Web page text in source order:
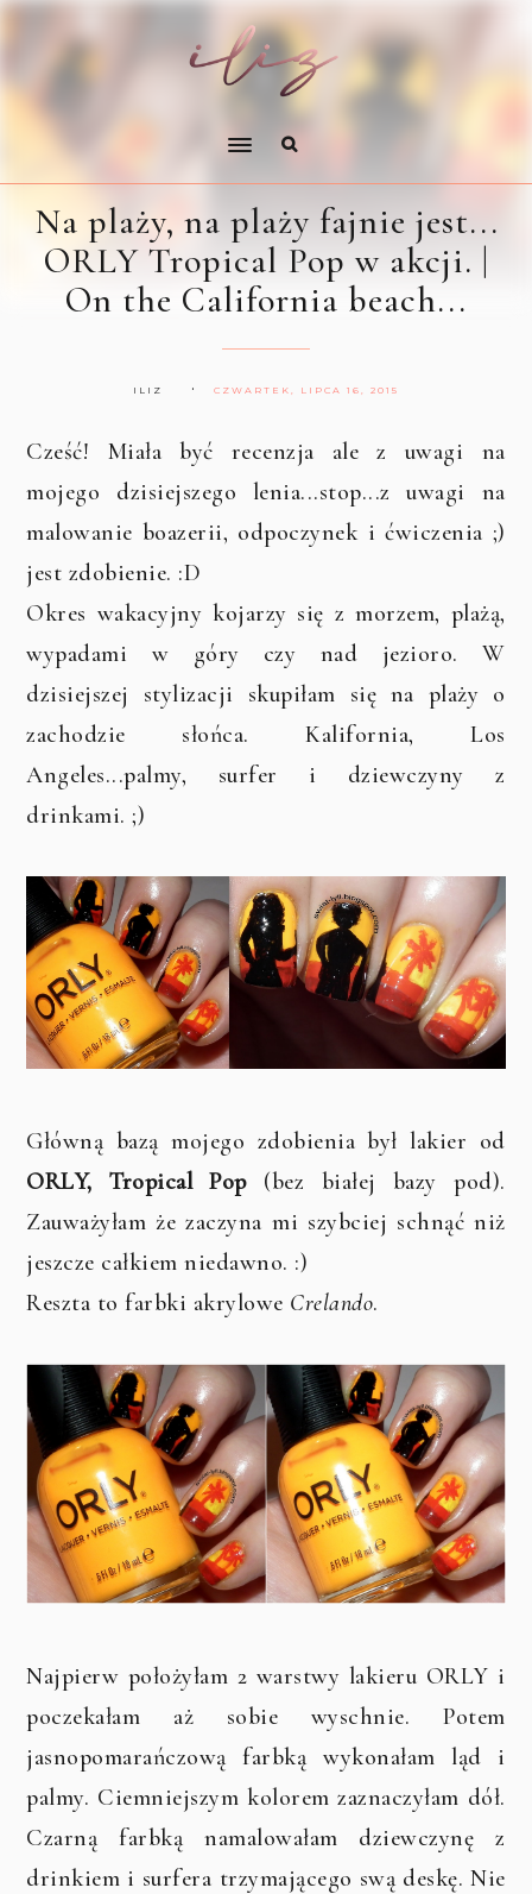
Na plaży, na plaży fajnie jest...
ORLY Tropical Pop w akcji. |
On the California beach...
ILIZ CZWARTEK, LIPCA 16, 2015
Cześć! Miała być recenzja ale z uwagi na
mojego dzisiejszego lenia...stop...z uwagi na
malowanie boazerii, odpoczynek i ćwiczenia ;)
jest zdobienie. :D
Okres wakacyjny kojarzy się z morzem, plażą,
wypadami w góry czy nad jezioro. W
dzisiejszej stylizacji skupiłam się na plaży o
zachodzie słońca. Kalifornia, Los
Angeles...palmy, surfer i dziewczyny z
drinkami. ;)
Główną bazą mojego zdobienia był lakier od
ORLY, Tropical Pop(bez białej bazy pod).
Zauważyłam że zaczyna mi szybciej schnąć niż
jeszcze całkiem niedawno. :)
Reszta to farbki akrylowe Crelando.
Najpierw położyłam 2 warstwy lakieru ORLY i
poczekałam aż sobie wyschnie. Potem
jasnopomarańczową farbką wykonałam ląd i
palmy. Ciemniejszym kolorem zaznaczyłam dół.
Czarną farbką namalowałam dziewczynę z
drinkiem i surfera trzymającego swą deskę. Nie